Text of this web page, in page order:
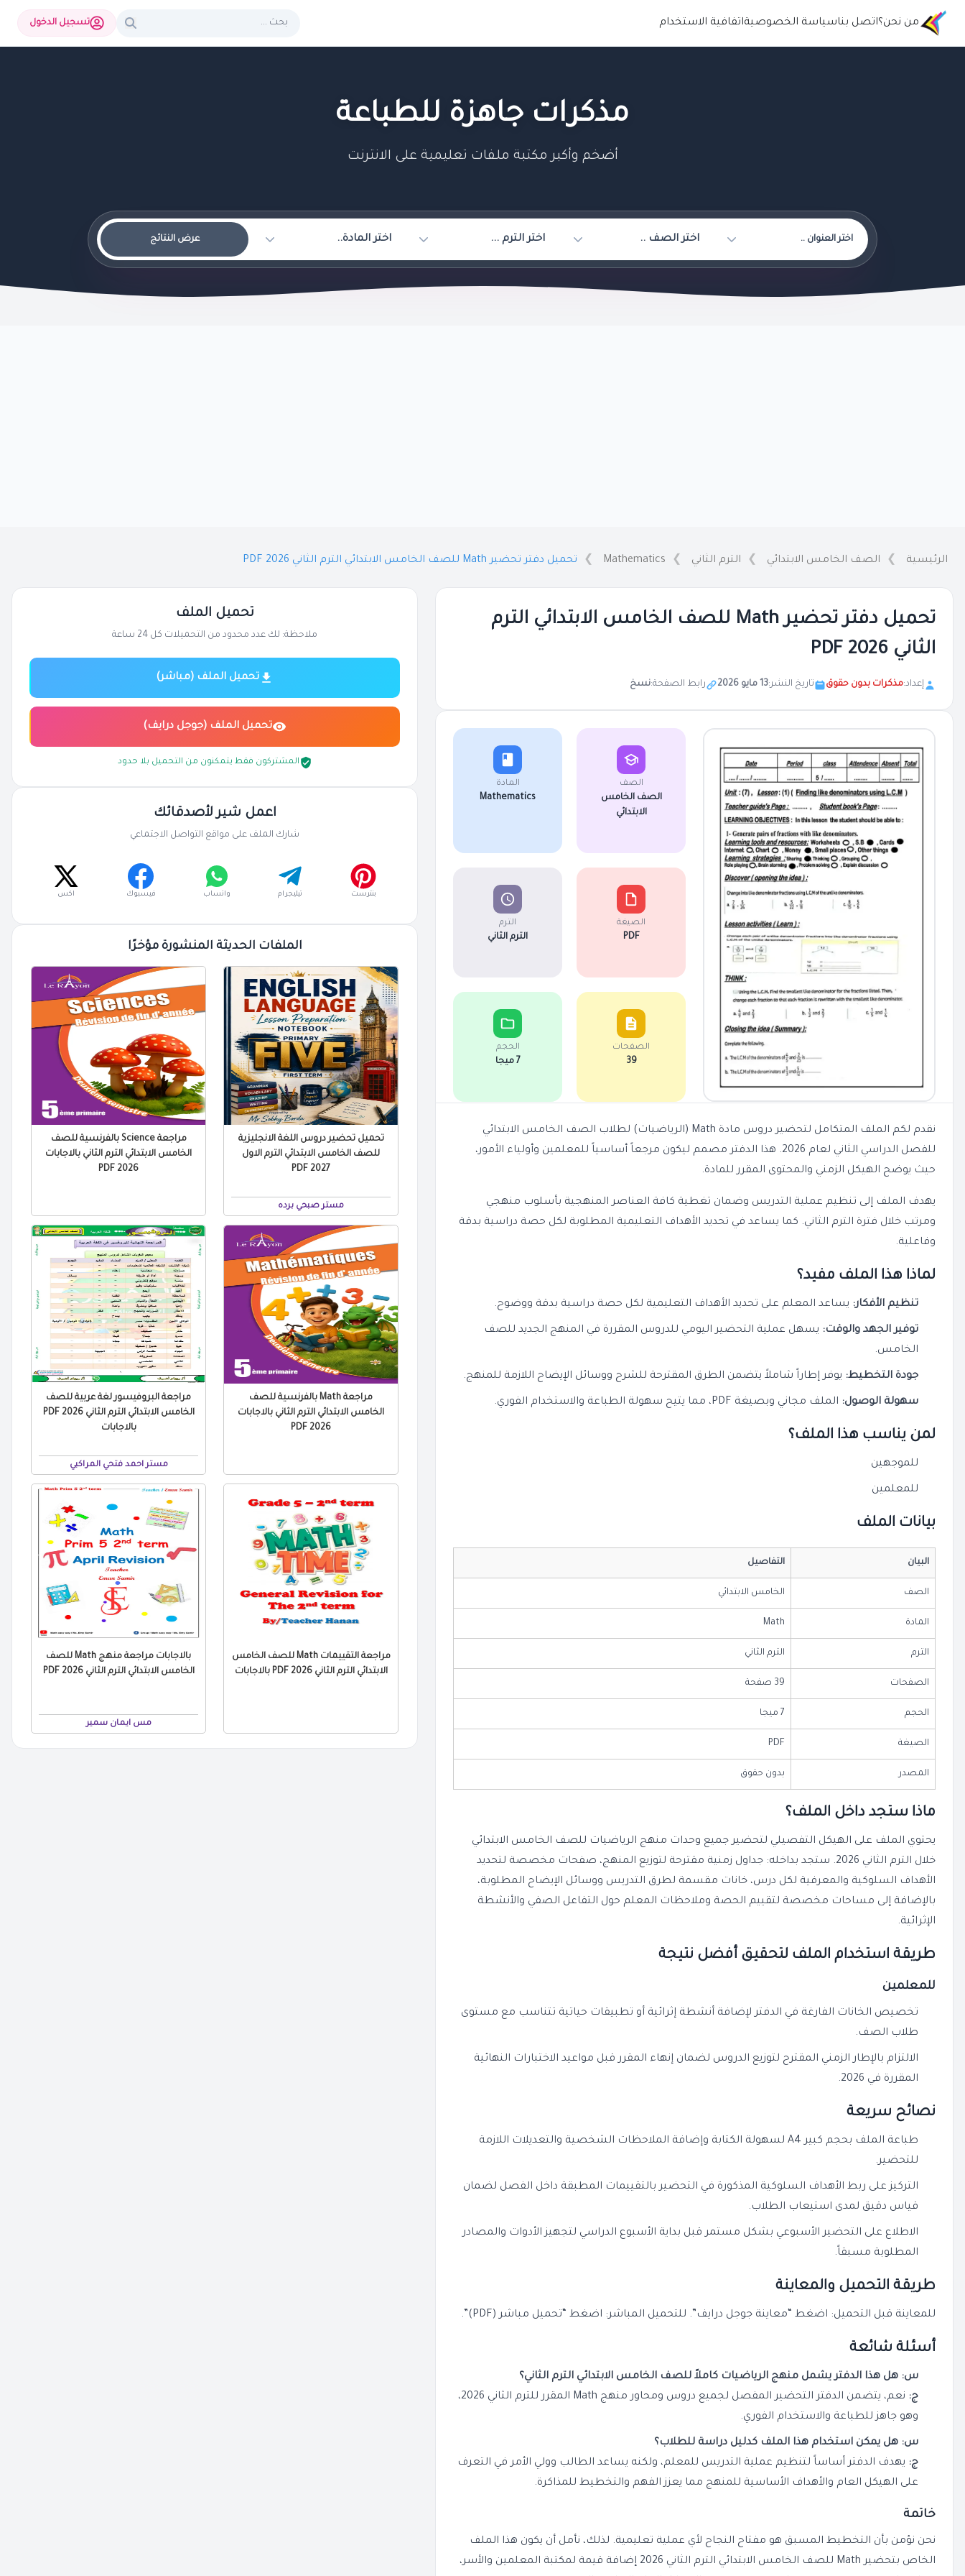
من نحن؟اتصل بناسياسة الخصوصيةاتفافية الاستخدام تسجيل الدخول
مذكرات جاهزة للطباعة
أضخم وأكبر مكتبة ملفات تعليمية على الانترنت
عرض النتائج
الرئيسية الصف الخامس الابتدائي الترم الثاني Mathematics تحميل دفتر تحضير Math للصف الخامس الابتدائي الترم الثاني 2026 PDF
تحميل دفتر تحضير Math للصف الخامس الابتدائي الترم
الثاني 2026 PDF
إعداد:مذكرات بدون حقوق تاريخ النشر:13 مايو 2026 رابط الصفحة:نسخ
الصف
الصف الخامس
الابتدائي
المادة
Mathematics
الصيغة
PDF
الترم
الترم الثاني
الصفحات
39
الحجم
7 ميجا
نقدم لكم الملف المتكامل لتحضير دروس مادة Math (الرياضيات) لطلاب الصف الخامس الابتدائي
للفصل الدراسي الثاني لعام 2026. هذا الدفتر مصمم ليكون مرجعاً أساسياً للمعلمين وأولياء الأمور،
حيث يوضح الهيكل الزمني والمحتوى المقرر للمادة.
يهدف الملف إلى تنظيم عملية التدريس وضمان تغطية كافة العناصر المنهجية بأسلوب منهجي
ومرتب خلال فترة الترم الثاني. كما يساعد في تحديد الأهداف التعليمية المطلوبة لكل حصة دراسية بدقة
وفاعلية.
لماذا هذا الملف مفيد؟
تنظيم الأفكار: يساعد المعلم على تحديد الأهداف التعليمية لكل حصة دراسية بدقة ووضوح.
توفير الجهد والوقت: يسهل عملية التحضير اليومي للدروس المقررة في المنهج الجديد للصف
الخامس.
جودة التخطيط: يوفر إطاراً شاملاً يتضمن الطرق المقترحة للشرح ووسائل الإيضاح اللازمة للمنهج.
سهولة الوصول: الملف مجاني وبصيغة PDF، مما يتيح سهولة الطباعة والاستخدام الفوري.
لمن يناسب هذا الملف؟
للموجهين
للمعلمين
بيانات الملف
البيان التفاصيل
الصف الخامس الابتدائي
المادة Math
الترم الترم الثاني
الصفحات 39 صفحة
الحجم 7 ميجا
الصيغة PDF
المصدر بدون حقوق
ماذا ستجد داخل الملف؟
يحتوي الملف على الهيكل التفصيلي لتحضير جميع وحدات منهج الرياضيات للصف الخامس الابتدائي
خلال الترم الثاني 2026. ستجد بداخله: جداول زمنية مقترحة لتوزيع المنهج، صفحات مخصصة لتحديد
الأهداف السلوكية والمعرفية لكل درس، خانات مقسمة لطرق التدريس ووسائل الإيضاح المطلوبة،
بالإضافة إلى مساحات مخصصة لتقييم الحصة وملاحظات المعلم حول التفاعل الصفي والأنشطة
الإثرائية.
طريقة استخدام الملف لتحقيق أفضل نتيجة
للمعلمين
تخصيص الخانات الفارغة في الدفتر لإضافة أنشطة إثرائية أو تطبيقات حياتية تتناسب مع مستوى
طلاب الصف.
الالتزام بالإطار الزمني المقترح لتوزيع الدروس لضمان إنهاء المقرر قبل مواعيد الاختبارات النهائية
المقررة في 2026.
نصائح سريعة
طباعة الملف بحجم كبير A4 لسهولة الكتابة وإضافة الملاحظات الشخصية والتعديلات اللازمة
للتحضير.
التركيز على ربط الأهداف السلوكية المذكورة في التحضير بالتقييمات المطبقة داخل الفصل لضمان
قياس دقيق لمدى استيعاب الطلاب.
الاطلاع على التحضير الأسبوعي بشكل مستمر قبل بداية الأسبوع الدراسي لتجهيز الأدوات والمصادر
المطلوبة مسبقاً.
طريقة التحميل والمعاينة
للمعاينة قبل التحميل: اضغط “معاينة جوجل درايف”. للتحميل المباشر: اضغط “تحميل مباشر (PDF)”.
أسئلة شائعة
س: هل هذا الدفتر يشمل منهج الرياضيات كاملاً للصف الخامس الابتدائي الترم الثاني؟
ج:
نعم، يتضمن الدفتر التحضير المفصل لجميع دروس ومحاور منهج Math المقرر للترم الثاني 2026،
وهو جاهز للطباعة والاستخدام الفوري.
س: هل يمكن استخدام هذا الملف كدليل دراسة للطلاب؟
ج: يهدف الدفتر أساساً لتنظيم عملية التدريس للمعلم، ولكنه يساعد الطالب وولي الأمر في التعرف
على الهيكل العام والأهداف الأساسية للمنهج مما يعزز الفهم والتخطيط للمذاكرة.
خاتمة
نحن نؤمن بأن التخطيط المسبق هو مفتاح النجاح لأي عملية تعليمية. لذلك، نأمل أن يكون هذا الملف
الخاص بتحضير Math للصف الخامس الابتدائي الترم الثاني 2026 إضافة قيمة لمكتبة المعلمين والأسر،
تحميل الملف
ملاحظة: لك عدد محدود من التحميلات كل 24 ساعة
تحميل الملف (مباشر)
تحميل الملف (جوجل درايف)
المشتركون فقط يتمكنون من التحميل بلا حدود
اعمل شير لأصدقائك
شارك الملف على مواقع التواصل الاجتماعي
بنترست تيليجرام واتساب فيسبوك اكس
الملفات الحديثة المنشورة مؤخرًا
تحميل تحضير دروس اللغة الانجليزية
للصف الخامس الابتدائي الترم الاول
2027 PDF
مستر صبحي برده
مراجعة Science بالفرنسية للصف
الخامس الابتدائي الترم الثاني بالاجابات
2026 PDF
مراجعة Math بالفرنسية للصف
الخامس الابتدائي الترم الثاني بالاجابات
2026 PDF
مراجعة البروفيسور لغة عربية للصف
الخامس الابتدائي الترم الثاني 2026 PDF
بالاجابات
مستر احمد فتحي المراكبي
مراجعة التقييمات Math للصف الخامس
الابتدائي الترم الثاني 2026 PDF بالاجابات
بالاجابات مراجعة منهج Math للصف
الخامس الابتدائي الترم الثاني 2026 PDF
مس ايمان سمير